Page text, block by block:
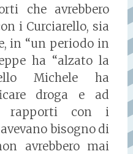
che avrebbero
i Curciarello, sia
in “un periodo in
ha “alzato la
Michele ha
droga e ad
rapporti con i
bisogno di
avrebbero mai